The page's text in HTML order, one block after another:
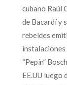
cubano Raúl
de Bacardí y
rebeldes
instalaciones
“Pepín”
EE.UU luego